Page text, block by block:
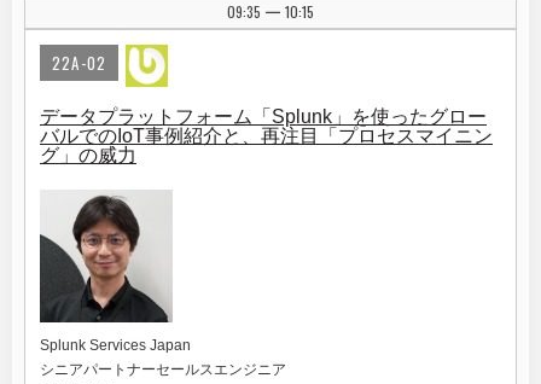
09:35
| 10:15
22A-02
データプラットフォーム「Splunk」を使ったグロー
バルでのIoT事例紹介と、再注目「プロセスマイニン
グ」の威力
Splunk Services Japan
シニアパートナーセールスエンジニア